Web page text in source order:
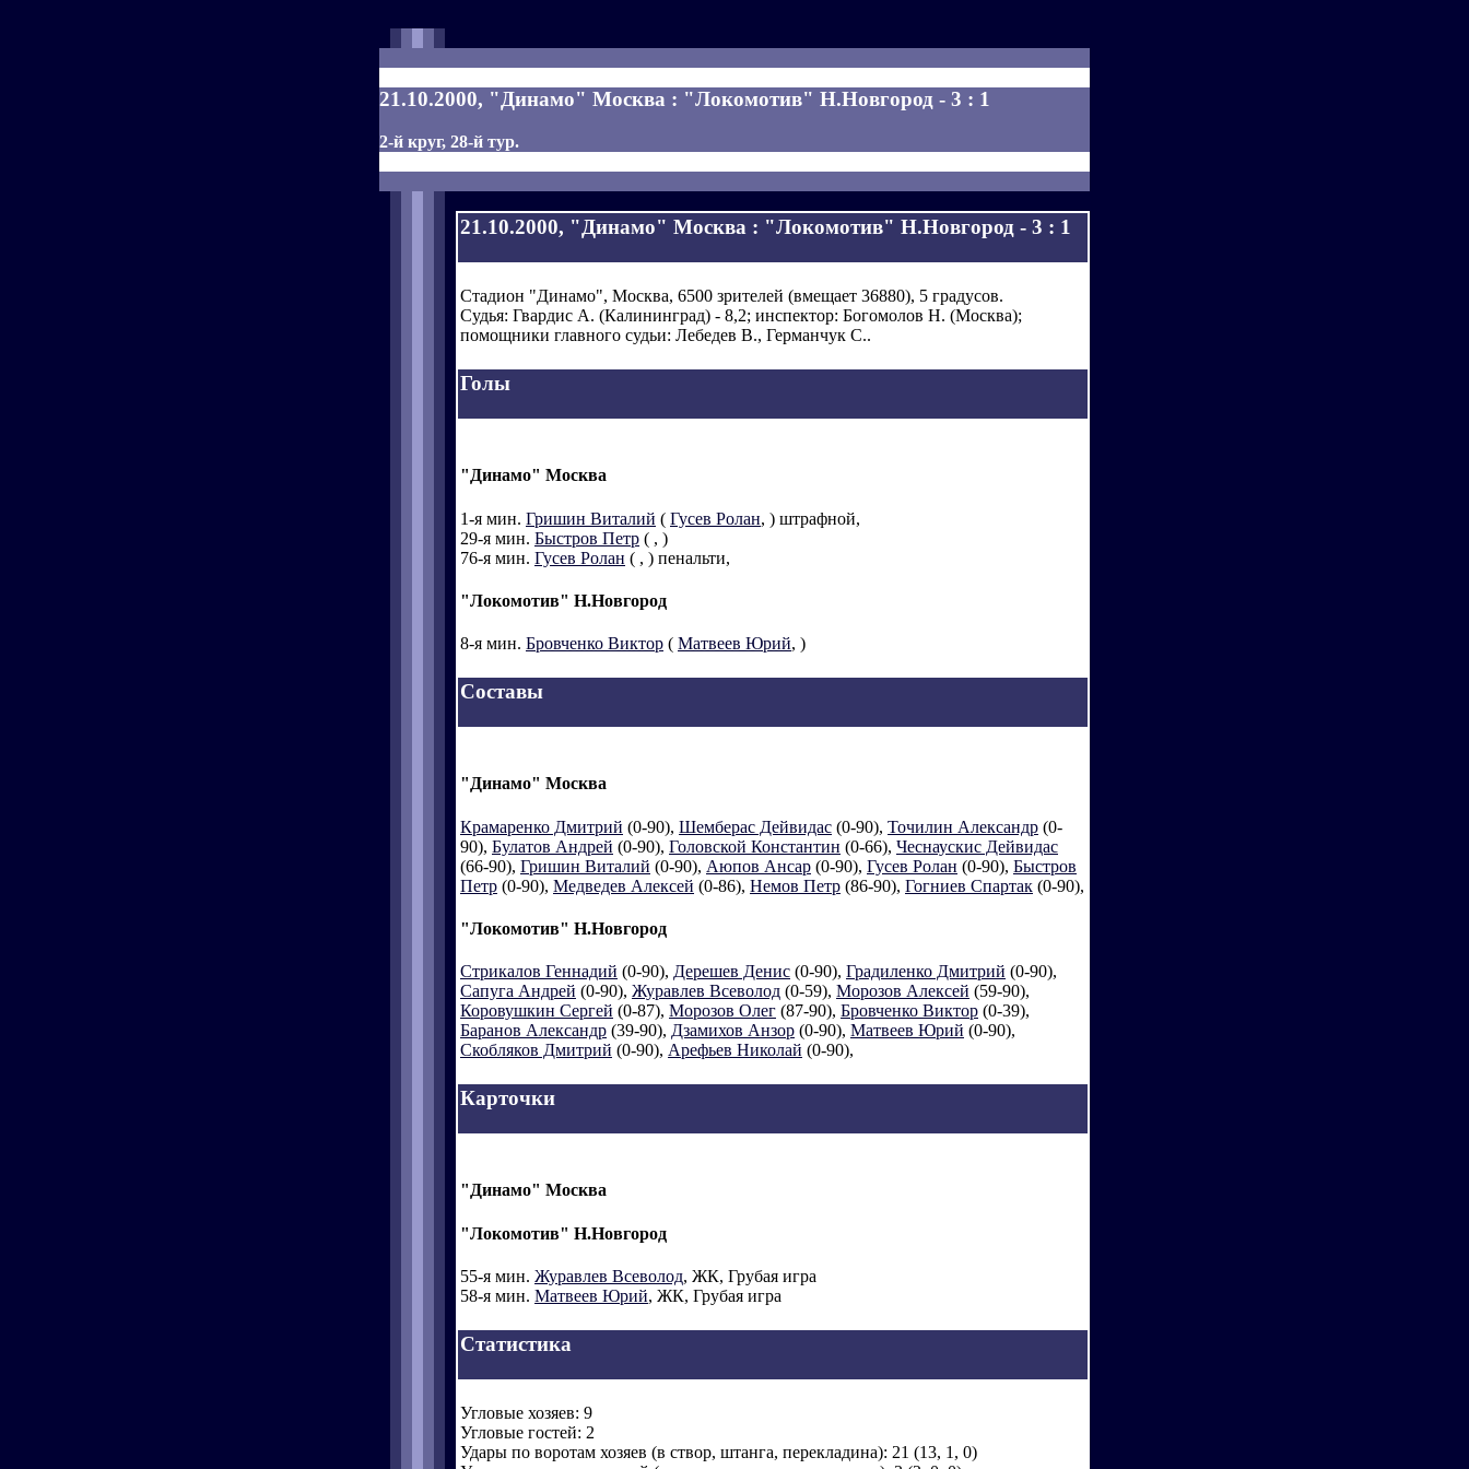
21.10.2000, "Динамо" Москва : "Локомотив" Н.Новгород - 3 : 1
2-й круг, 28-й тур.
21.10.2000, "Динамо" Москва : "Локомотив" Н.Новгород - 3 : 1
Стадион "Динамо", Москва, 6500 зрителей (вмещает 36880), 5 градусов.
Судья: Гвардис А. (Калининград) - 8,2; инспектор: Богомолов Н. (Москва);
помощники главного судьи: Лебедев В., Германчук С..
Голы
"Динамо" Москва
1-я мин. Гришин Виталий ( Гусев Ролан, ) штрафной,
29-я мин. Быстров Петр ( , )
76-я мин. Гусев Ролан ( , ) пенальти,
"Локомотив" Н.Новгород
8-я мин. Бровченко Виктор ( Матвеев Юрий, )
Составы
"Динамо" Москва
Крамаренко Дмитрий (0-90), Шемберас Дейвидас (0-90), Точилин Александр (0-
90), Булатов Андрей (0-90), Головской Константин (0-66), Чеснаускис Дейвидас
(66-90), Гришин Виталий (0-90), Аюпов Ансар (0-90), Гусев Ролан (0-90), Быстров
Петр (0-90), Медведев Алексей (0-86), Немов Петр (86-90), Гогниев Спартак (0-90),
"Локомотив" Н.Новгород
Стрикалов Геннадий (0-90), Дерешев Денис (0-90), Градиленко Дмитрий (0-90),
Сапуга Андрей (0-90), Журавлев Всеволод (0-59), Морозов Алексей (59-90),
Коровушкин Сергей (0-87), Морозов Олег (87-90), Бровченко Виктор (0-39),
Баранов Александр (39-90), Дзамихов Анзор (0-90), Матвеев Юрий (0-90),
Скобляков Дмитрий (0-90), Арефьев Николай (0-90),
Карточки
"Динамо" Москва
"Локомотив" Н.Новгород
55-я мин. Журавлев Всеволод, ЖК, Грубая игра
58-я мин. Матвеев Юрий, ЖК, Грубая игра
Статистика
Угловые хозяев: 9
Угловые гостей: 2
Удары по воротам хозяев (в створ, штанга, перекладина): 21 (13, 1, 0)